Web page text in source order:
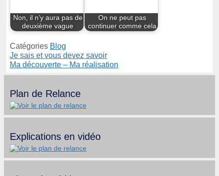
Non, il n’y aura pas de
deuxième vague
On ne peut pas
continuer comme cela
Catégories Blog
Je sais et vous devez savoir
Ma découverte – Ma réalisation
Plan de Relance
Explications en vidéo